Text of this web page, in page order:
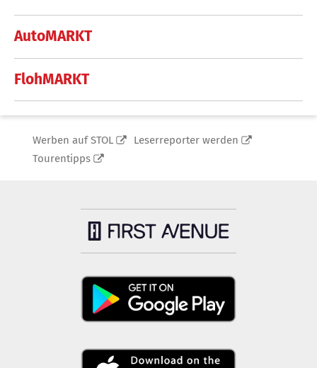
AutoMARKT
FlohMARKT
Werben auf STOL
Leserreporter werden
Tourentipps